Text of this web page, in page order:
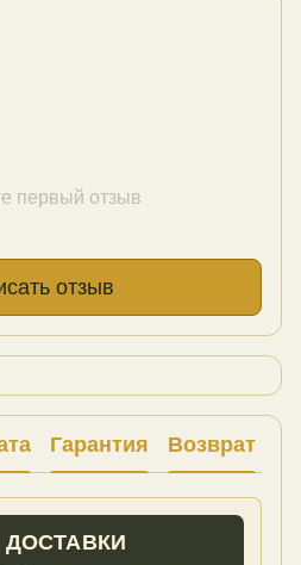
первый отзыв
отзыв
Гарантия Возврат